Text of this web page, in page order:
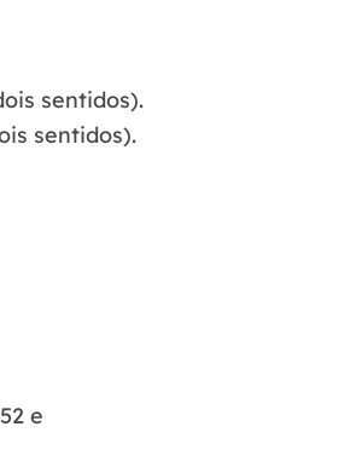
sentidos).
sentidos).
e